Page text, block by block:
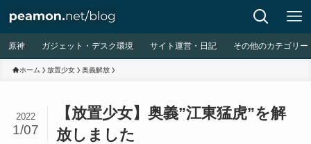
原神 ガジェット・デスク環境 サイト運営・日記 その他のカテゴリー
ホーム 放置少女 奥義解放
【放置少女】奥義”江東猛虎”を解
放しました
2022
1/07